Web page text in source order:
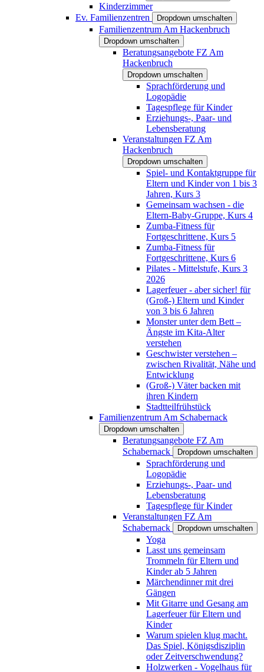
Kinderzimmer
Ev. Familienzentren
Dropdown umschalten
Familienzentrum Am Hackenbruch
Dropdown umschalten
Beratungsangebote FZ Am
Hackenbruch
Dropdown umschalten
Sprachförderung und
Logopädie
Tagespflege für Kinder
Erziehungs-, Paar- und
Lebensberatung
Veranstaltungen FZ Am
Hackenbruch
Dropdown umschalten
Spiel- und Kontaktgruppe für
Eltern und Kinder von 1 bis 3
Jahren, Kurs 3
Gemeinsam wachsen - die
Eltern-Baby-Gruppe, Kurs 4
Zumba-Fitness für
Fortgeschrittene, Kurs 5
Zumba-Fitness für
Fortgeschrittene, Kurs 6
Pilates - Mittelstufe, Kurs 3
2026
Lagerfeuer - aber sicher! für
(Groß-) Eltern und Kinder
von 3 bis 6 Jahren
Monster unter dem Bett –
Ängste im Kita-Alter
verstehen
Geschwister verstehen –
zwischen Rivalität, Nähe und
Entwicklung
(Groß-) Väter backen mit
ihren Kindern
Stadtteilfrühstück
Familienzentrum Am Schabernack
Dropdown umschalten
Beratungsangebote FZ Am
Schabernack
Dropdown umschalten
Sprachförderung und
Logopädie
Erziehungs-, Paar- und
Lebensberatung
Tagespflege für Kinder
Veranstaltungen FZ Am
Schabernack
Dropdown umschalten
Yoga
Lasst uns gemeinsam
Trommeln für Eltern und
Kinder ab 5 Jahren
Märchendinner mit drei
Gängen
Mit Gitarre und Gesang am
Lagerfeuer für Eltern und
Kinder
Warum spielen klug macht.
Das Spiel, Königsdisziplin
oder Zeitverschwendung?
Holzwerken - Vogelhaus für